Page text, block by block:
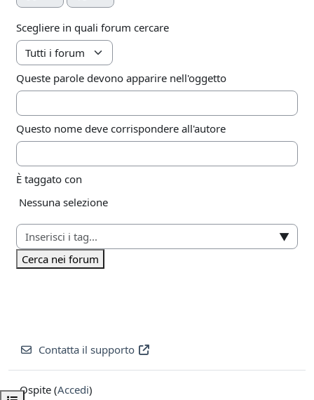
Scegliere in quali forum cercare
Queste parole devono apparire nell'oggetto
Questo nome deve corrispondere all'autore
È taggato con
Elementi selezionati:
Nessuna selezione
▼
Cerca nei forum
Contatta il supporto
Ospite (Accedi)